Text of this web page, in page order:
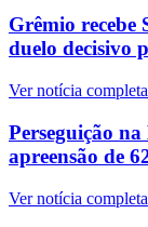
Grêmio recebe
duelo decisivo
Ver notícia completa
Perseguição
apreensão de
Ver notícia completa